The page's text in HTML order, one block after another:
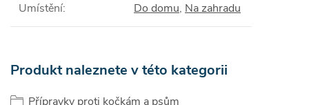
Umístění: Do domu, Na zahradu
Produkt naleznete v této kategorii
Přípravky proti kočkám a psům